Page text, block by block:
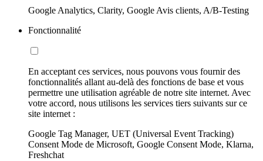
Google Analytics, Clarity, Google Avis clients, A/B-Testing
Fonctionnalité
En acceptant ces services, nous pouvons vous fournir des
fonctionnalités allant au-delà des fonctions de base et vous
permettre une utilisation agréable de notre site internet. Avec
votre accord, nous utilisons les services tiers suivants sur ce
site internet :
Google Tag Manager, UET (Universal Event Tracking)
Consent Mode de Microsoft, Google Consent Mode, Klarna,
Freshchat